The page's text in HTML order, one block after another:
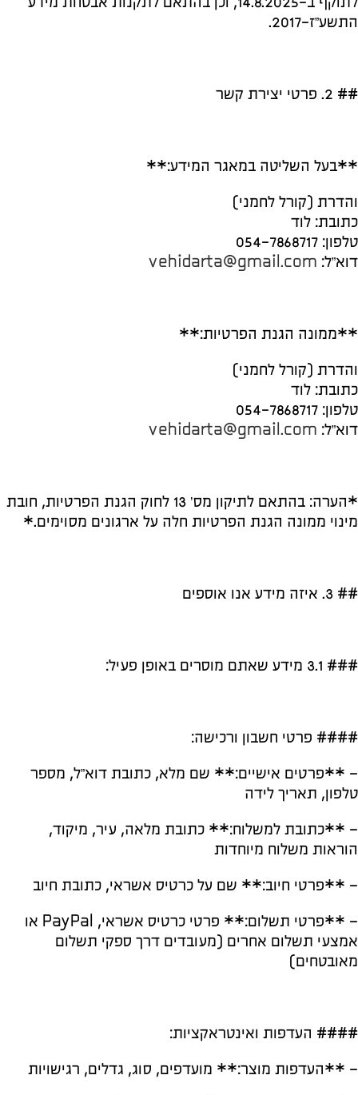
התשע”ז-2017.
## 2. פרטי יצירת קשר
**בעל השליטה במאגר המידע:**
והדרת (קורל לחמני)
כתובת: לוד
טלפון: 054-7868717
דוא”ל: vehidarta@gmail.com
**ממונה הגנת הפרטיות:**
והדרת (קורל לחמני)
כתובת: לוד
טלפון: 054-7868717
דוא”ל: vehidarta@gmail.com
*הערה: בהתאם לתיקון מס’ 13 לחוק הגנת הפרטיות, חובת
מינוי ממונה הגנת הפרטיות חלה על ארגונים מסוימים.*
## 3. איזה מידע אנו אוספים
### 3.1 מידע שאתם מוסרים באופן פעיל:
#### פרטי חשבון ורכישה:
– **פרטים אישיים:** שם מלא, כתובת דוא”ל, מספר
טלפון, תאריך לידה
– **כתובת למשלוח:** כתובת מלאה, עיר, מיקוד,
הוראות משלוח מיוחדות
– **פרטי חיוב:** שם על כרטיס אשראי, כתובת חיוב
– **פרטי תשלום:** פרטי כרטיס אשראי, PayPal או
אמצעי תשלום אחרים (מעובדים דרך ספקי תשלום
מאובטחים)
#### העדפות ואינטראקציות:
– **העדפות מוצר:** מועדפים, סוג, גדלים, רגישויות